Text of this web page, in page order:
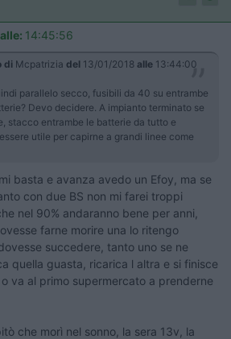
alle: 14:45:56
di Mcpatrizia del 13/01/2018 alle 13:44:00
parallelo secco, fusibili da 40 su entrambe
Devo decidere. A impianto terminato se
stacco entrambe le batterie da tutto e
utile per capirne a grandi linee come
basta e avanza avedo un Efoy, ma se
con due BS non mi farei troppi
nel 90% andaranno bene per anni,
farne morire una lo ritengo
succedere, tanto uno se ne
quella guasta, ricarica l altra e si finisce
va al primo supermercato a prenderne
che morì nel sonno, la sera 13v, la